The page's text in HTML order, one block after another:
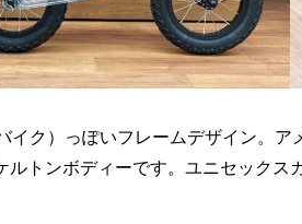
イク）っぽいフレームデザイン。
ルトンボディーです。ユニセックス